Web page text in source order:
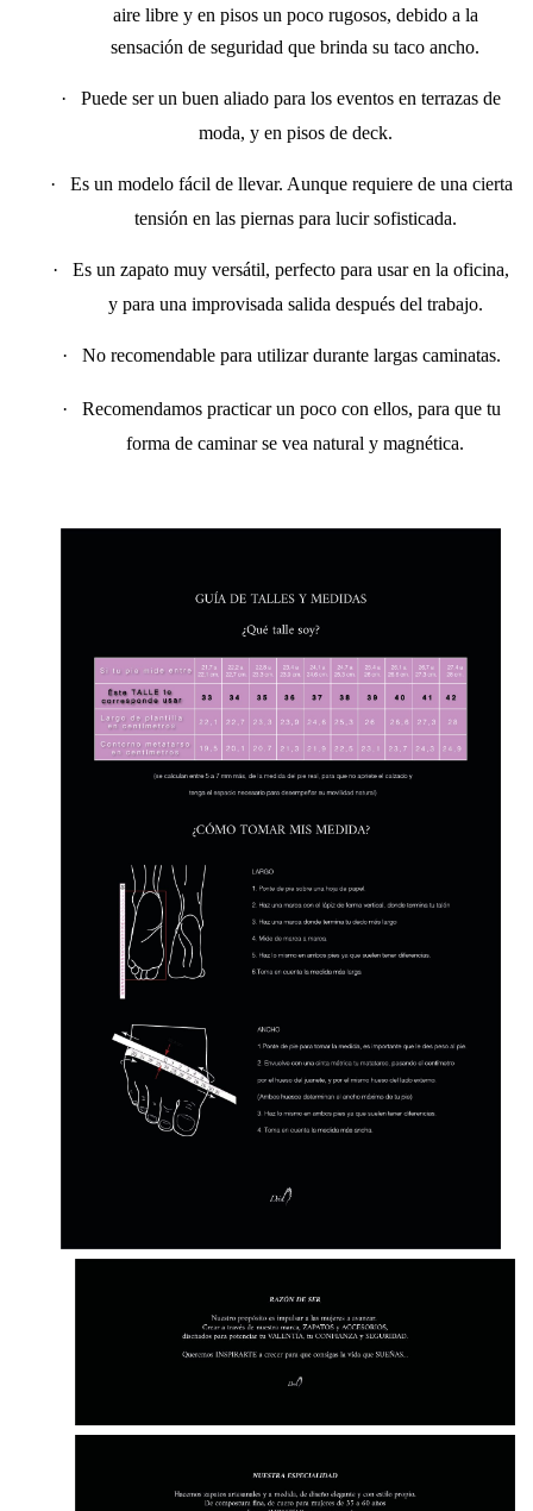
aire libre y en pisos un poco rugosos, debido a la
sensación de seguridad que brinda su taco ancho.
·
Puede ser un buen aliado para los eventos en terrazas de
moda, y en pisos de deck.
·
Es un modelo fácil de llevar. Aunque requiere de una cierta
tensión en las piernas para lucir sofisticada.
·
Es un zapato muy versátil, perfecto para usar en la oficina,
y para una improvisada salida después del trabajo.
· No recomendable para utilizar durante largas caminatas.
·
Recomendamos practicar un poco con ellos, para que tu
forma de caminar se vea natural y magnética.